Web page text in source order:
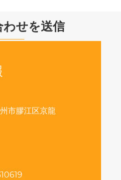
わせを送信
市膠江区京龍